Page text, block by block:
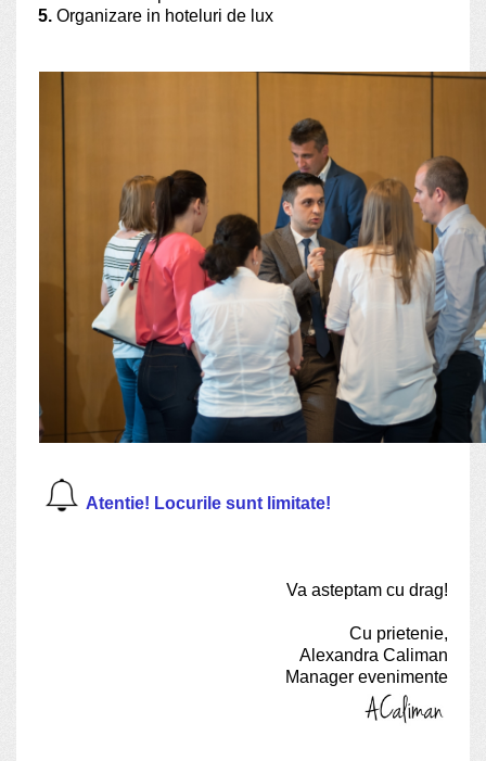
5. Organizare in hoteluri de lux
Atentie! Locurile sunt limitate!
Va asteptam cu drag!
Cu prietenie,
Alexandra Caliman
Manager evenimente